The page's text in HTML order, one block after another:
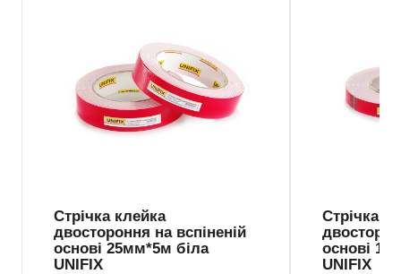
Стрічка клейка
двостороння на вспіненій
основі 25мм*5м біла
UNIFIX
Стрічка
основі
UNIFIX